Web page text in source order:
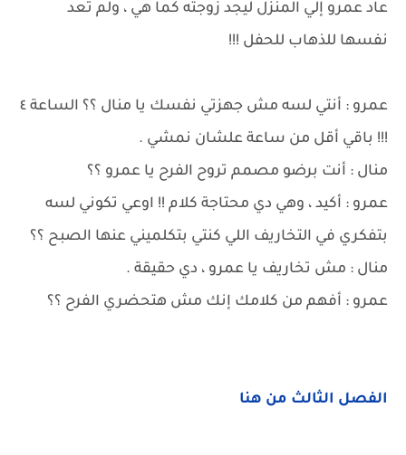
عاد عمرو إلي المنزل ليجد زوجته كما هي ، ولم تعد
نفسها للذهاب للحفل !!!
عمرو : أنتي لسه مش جهزتي نفسك يا منال ؟؟ الساعة ٤
!!! باقي أقل من ساعة علشان نمشي .
منال : أنت برضو مصمم تروح الفرح يا عمرو ؟؟
عمرو : أكيد ، وهي دي محتاجة كلام !! اوعي تكوني لسه
بتفكري في التخاريف اللي كنتي بتكلميني عنها الصبح ؟؟
منال : مش تخاريف يا عمرو ، دي حقيقة .
عمرو : أفهم من كلامك إنك مش هتحضري الفرح ؟؟
الفصل الثالث من هنا